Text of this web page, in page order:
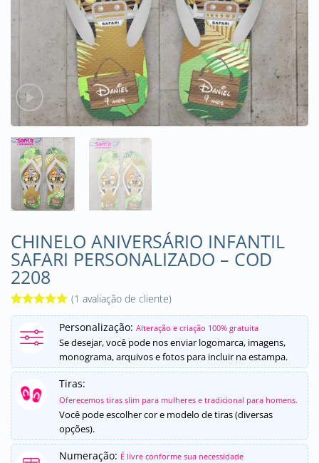
CHINELO ANIVERSÁRIO INFANTIL
SAFARI PERSONALIZADO – COD
2208
Avaliado
como
de
5, com
baseado em
1
avaliação
de cliente
(1 avaliação de cliente)
Personalização: Alteração e criação 100% gratuita
Se desejar, você pode nos enviar logomarca, imagens,
monograma, arquivos e fotos para incluir na estampa.
Tiras:
Oferecemos tiras slim para mulheres e tradicional para homens.
Você pode escolher cor e modelo de tiras (diversas
opções).
Numeração: É livre conforme sua necessidade